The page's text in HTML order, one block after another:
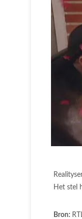
Het stel
Bron: